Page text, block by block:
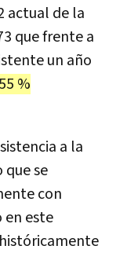
actual de la
que frente a
un año
%
a la
que se
con
en este